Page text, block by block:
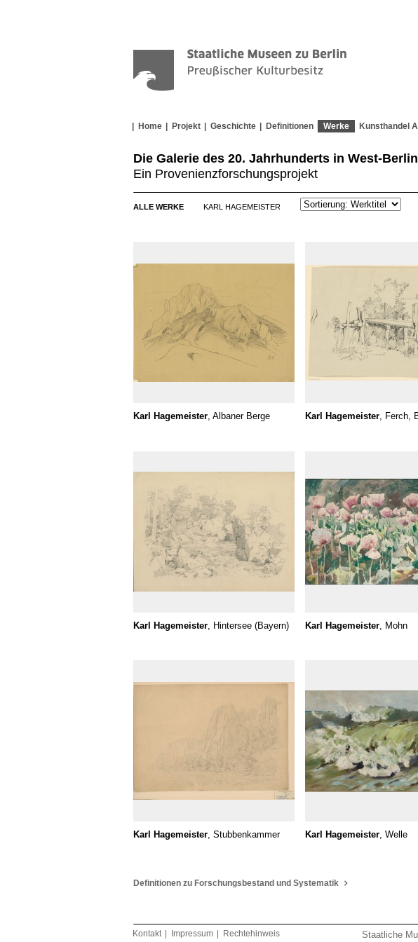
Home Projekt Geschichte Definitionen Werke Kunsthandel
Die Galerie des 20. Jahrhunderts in West-Berlin
Ein Provenienzforschungsprojekt
ALLE WERKE KARL HAGEMEISTER
Karl Hagemeister , Albaner Berge Karl Hagemeister, Ferch,
Karl Hagemeister , Hintersee (Bayern) Karl Hagemeister, Mohn
Karl Hagemeister, Stubbenkammer Karl Hagemeister, Welle
Definitionen zu Forschungsbestand und Systematik
Kontakt Impressum Rechtehinweis
Staatliche